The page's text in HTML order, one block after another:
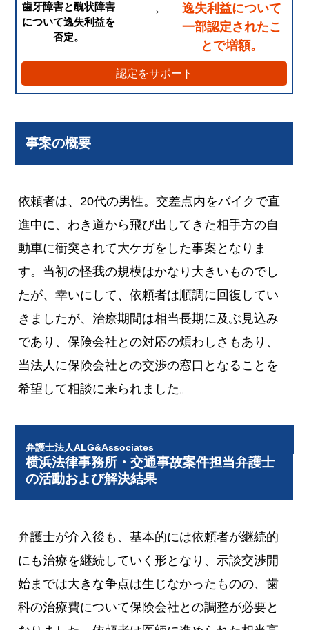
歯牙障害と醜状障害
について逸失利益を
否定。
→
逸失利益について
一部認定されたこ
とで増額。
認定をサポート
事案の概要
依頼者は、20代の男性。交差点内をバイクで直
進中に、わき道から飛び出してきた相手方の自
動車に衝突されて大ケガをした事案となりま
す。当初の怪我の規模はかなり大きいものでし
たが、幸いにして、依頼者は順調に回復してい
きましたが、治療期間は相当長期に及ぶ見込み
であり、保険会社との対応の煩わしさもあり、
当法人に保険会社との交渉の窓口となることを
希望して相談に来られました。
弁護士法人ALG&Associates
横浜法律事務所・交通事故案件担当弁護士
の活動および解決結果
弁護士が介入後も、基本的には依頼者が継続的
にも治療を継続していく形となり、示談交渉開
始までは大きな争点は生じなかったものの、歯
科の治療費について保険会社との調整が必要と